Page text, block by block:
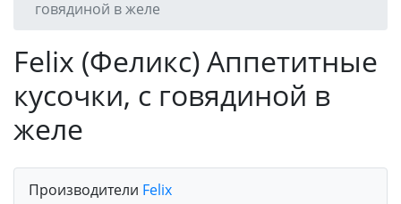
говядиной в желе
Felix (Феликс) Аппетитные
кусочки, с говядиной в
желе
Производители Felix